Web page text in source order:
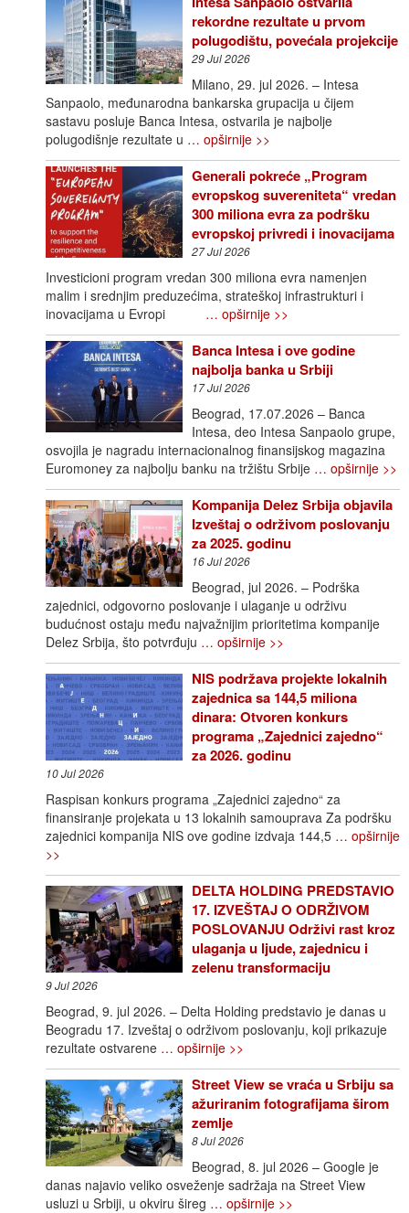
rekordne rezultate u prvom
polugodištu, povećala projekcije
29 Jul 2026
Milano, 29. jul 2026. – Intesa
Sanpaolo, međunarodna bankarska grupacija u čijem
sastavu posluje Banca Intesa, ostvarila je najbolje
polugodišnje rezultate u … opširnije >>
Generali pokreće „Program
evropskog suvereniteta“ vredan
300 miliona evra za podršku
evropskoj privredi i inovacijama
27 Jul 2026
Investicioni program vredan 300 miliona evra namenjen
malim i srednjim preduzećima, strateškoj infrastrukturi i
inovacijama u Evropi … opširnije >>
Banca Intesa i ove godine
najbolja banka u Srbiji
17 Jul 2026
Beograd, 17.07.2026 – Banca
Intesa, deo Intesa Sanpaolo grupe,
osvojila je nagradu internacionalnog finansijskog magazina
Euromoney za najbolju banku na tržištu Srbije … opširnije >>
Kompanija Delez Srbija objavila
Izveštaj o održivom poslovanju
za 2025. godinu
16 Jul 2026
Beograd, jul 2026. – Podrška
zajednici, odgovorno poslovanje i ulaganje u održivu
budućnost ostaju među najvažnijim prioritetima kompanije
Delez Srbija, što potvrđuju … opširnije >>
NIS podržava projekte lokalnih
zajednica sa 144,5 miliona
dinara: Otvoren konkurs
programa „Zajednici zajedno“
za 2026. godinu
10 Jul 2026
Raspisan konkurs programa „Zajednici zajedno“ za
finansiranje projekata u 13 lokalnih samouprava Za podršku
zajednici kompanija NIS ove godine izdvaja 144,5 … opširnije
>>
DELTA HOLDING PREDSTAVIO
17. IZVEŠTAJ O ODRŽIVOM
POSLOVANJU Održivi rast kroz
ulaganja u ljude, zajednicu i
zelenu transformaciju
9 Jul 2026
Beograd, 9. jul 2026. – Delta Holding predstavio je danas u
Beogradu 17. Izveštaj o održivom poslovanju, koji prikazuje
rezultate ostvarene … opširnije >>
Street View se vraća u Srbiju sa
ažuriranim fotografijama širom
zemlje
8 Jul 2026
Beograd, 8. jul 2026 – Google je
danas najavio veliko osveženje sadržaja na Street View
usluzi u Srbiji, u okviru šireg … opširnije >>